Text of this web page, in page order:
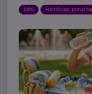
Děti Handicap, porucha